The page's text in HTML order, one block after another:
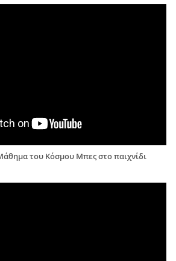
του Κόσμου Μπες στο παιχνίδι